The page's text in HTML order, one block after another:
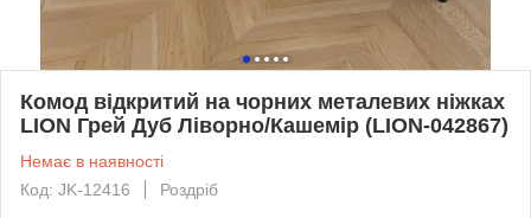
Комод відкритий на чорних металевих ніжках
LION Грей Дуб Ліворно/Кашемір (LION-042867)
Немає в наявності
Код: JK-12416
Роздріб